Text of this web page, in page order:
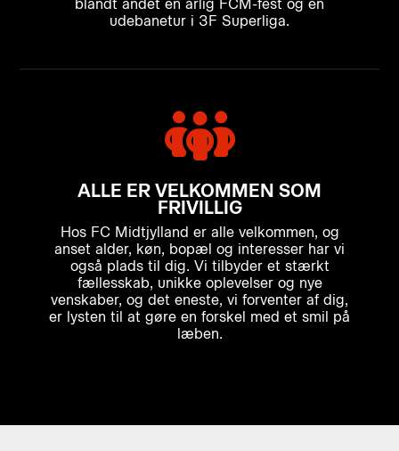
blandt andet en årlig FCM-fest og en
udebanetur i 3F Superliga.
ALLE ER VELKOMMEN SOM
FRIVILLIG
Hos FC Midtjylland er alle velkommen, og
anset alder, køn, bopæl og interesser har vi
også plads til dig. Vi tilbyder et stærkt
fællesskab, unikke oplevelser og nye
venskaber, og det eneste, vi forventer af dig,
er lysten til at gøre en forskel med et smil på
læben.